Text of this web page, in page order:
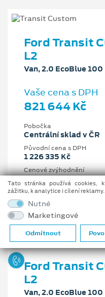
Ford Transit
L2
Van, 2.0 EcoBlue
Vaše cena s DPH
821 644 Kč
Pobočka
Centrální sklad v ČR
Původní cena s DPH
1 226 335 Kč
Cenové zvýhodnění
404 691 Kč
6st. manuální
Ford Transit
L2
Van, 2.0 EcoBlue
Tato stránka používá cookies,
zážitku, k analytice i cílení reklamy.
Nutné
Marketingové
Odmítnout